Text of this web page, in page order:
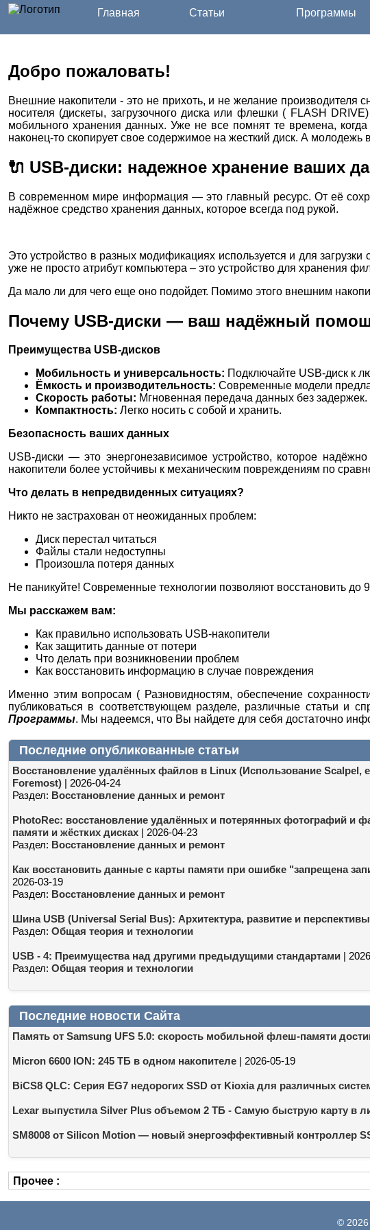
Главная Статьи Программы
Добро пожаловать!
Внешние накопители - это не прихоть, и не желание производителя
носителя (дискеты, загрузочного диска или флешки ( FLASH
мобильного хранения данных. Уже не все помнят те времена,
наконец-то скопирует свое содержимое на жесткий диск. А
🔌 USB-диски: надежное хранение ваших
В современном мире информация — это главный ресурс. От её
надёжное средство хранения данных, которое всегда под рукой.
Это устройство в разных модификациях используется и для
уже не просто атрибут компьютера – это устройство для хранения
Да мало ли для чего еще оно подойдет. Помимо этого внешним
Почему USB-диски — ваш надёжный
Преимущества USB-дисков
Мобильность и универсальность: Подключайте USB-диск к
Ёмкость и производительность: Современные модели
Скорость работы: Мгновенная передача данных без задержек.
Компактность: Легко носить с собой и хранить.
Безопасность ваших данных
USB-диски — это энергонезависимое устройство, которое
накопители более устойчивы к механическим повреждениям по
Что делать в непредвиденных ситуациях?
Никто не застрахован от неожиданных проблем:
Диск перестал читаться
Файлы стали недоступны
Произошла потеря данных
Не паникуйте! Современные технологии позволяют восстановить
Мы расскажем вам:
Как правильно использовать USB-накопители
Как защитить данные от потери
Что делать при возникновении проблем
Как восстановить информацию в случае повреждения
Именно этим вопросам ( Разновидностям, обеспечение
публиковаться в соответствующем разделе, различные статьи и
Программы. Мы надеемся, что Вы найдете для себя достаточно
Последние опубликованные статьи
Восстановление удалённых файлов в Linux (Использование Scalpel,
Foremost)| 2026-04-24
Раздел: Восстановление данных и ремонт
PhotoRec: восстановление удалённых и потерянных фотографий и
памяти и жёстких дисках| 2026-04-23
Раздел: Восстановление данных и ремонт
Как восстановить данные с карты памяти при ошибке "запрещена
2026-03-19
Раздел: Восстановление данных и ремонт
Шина USB (Universal Serial Bus): Архитектура, развитие и перспективы
Раздел: Общая теория и технологии
USB - 4: Преимущества над другими предыдущими стандартами|
Раздел: Общая теория и технологии
Последние новости Сайта
Память от Samsung UFS 5.0: скорость мобильной флеш-памяти
Micron 6600 ION: 245 ТБ в одном накопителе| 2026-05-19
BiCS8 QLC: Серия EG7 недорогих SSD от Kioxia для различных
Lexar выпустила Silver Plus объемом 2 ТБ - Самую быструю карту в
SM8008 от Silicon Motion — новый энергоэффективный контроллер
Прочее :
© 2026